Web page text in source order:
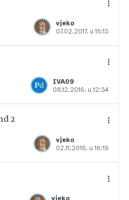
vjeko
07.02.2017. u 15:13
Dodajte u favorite
IVA09
08.12.2016. u 12:34
Dodajte u favorite
2
vjeko
02.11.2016. u 16:19
Dodajte u favorite
vjeko